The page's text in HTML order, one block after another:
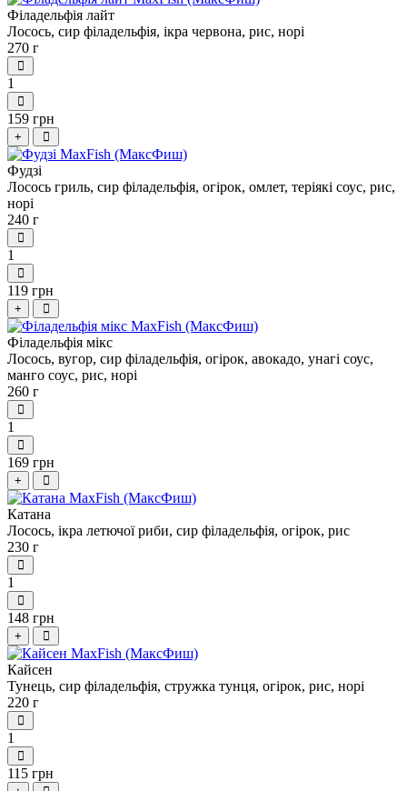
Філадельфія лайт
Лосось, сир філадельфія, ікра червона, рис, норі
270 г
1
159 грн
+
Фудзі
Лосось гриль, сир філадельфія, огірок, омлет, теріякі соус, рис,
норі
240 г
1
119 грн
+
Філадельфія мікс
Лосось, вугор, сир філадельфія, огірок, авокадо, унагі соус,
манго соус, рис, норі
260 г
1
169 грн
+
Катана
Лосось, ікра летючої риби, сир філадельфія, огірок, рис
230 г
1
148 грн
+
Кайсен
Тунець, сир філадельфія, стружка тунця, огірок, рис, норі
220 г
1
115 грн